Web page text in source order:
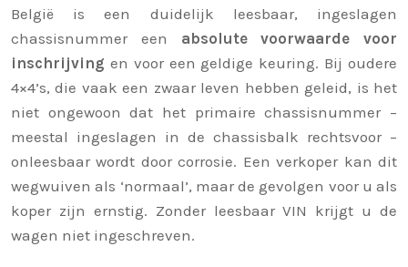
België is een duidelijk leesbaar, ingeslagen
chassisnummer een absolute voorwaarde voor
inschrijving en voor een geldige keuring. Bij oudere
4×4’s, die vaak een zwaar leven hebben geleid, is het
niet ongewoon dat het primaire chassisnummer –
meestal ingeslagen in de chassisbalk rechtsvoor –
onleesbaar wordt door corrosie. Een verkoper kan dit
wegwuiven als ‘normaal’, maar de gevolgen voor u als
koper zijn ernstig. Zonder leesbaar VIN krijgt u de
wagen niet ingeschreven.